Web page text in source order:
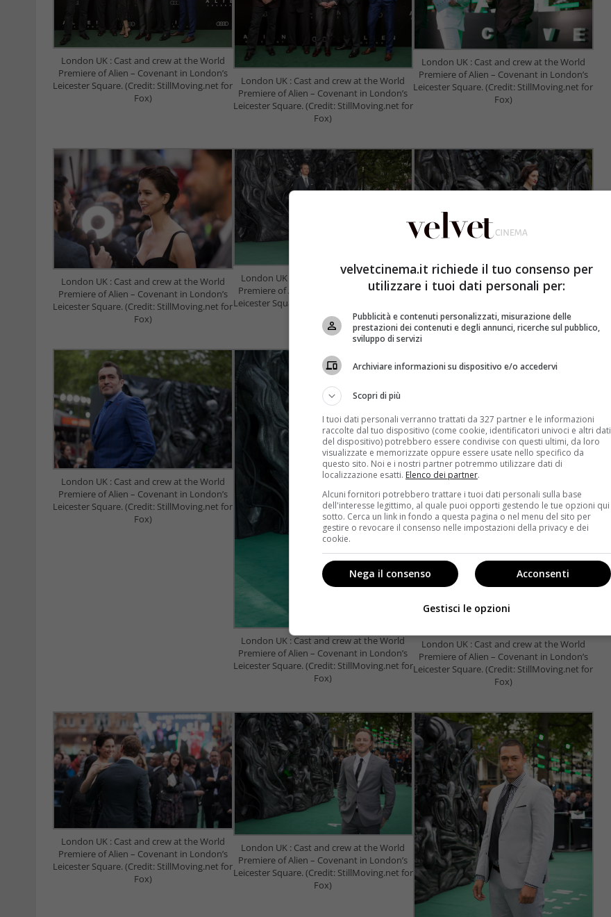
London UK : Cast and crew at the World
Premiere of Alien – Covenant in London’s
Leicester Square. (Credit: StillMoving.net for
Fox)
London UK : Cast and crew at the World
Premiere of Alien – Covenant in London’s
Leicester Square. (Credit: StillMoving.net for
Fox)
London UK : Cast and crew at the World
Premiere of Alien – Covenant in London’s
Leicester Square. (Credit: StillMoving.net for
Fox)
London UK : Cast and crew at the World
Premiere of Alien – Covenant in London’s
Leicester Square. (Credit: StillMoving.net for
Fox)
London UK : Cast and crew at the World
Premiere of Alien – Covenant in London’s
Leicester Square. (Credit: StillMoving.net for
Fox)
London UK : Cast and crew at the World
Premiere of Alien – Covenant in London’s
Fox)
London UK : Cast and crew at the World
Premiere of Alien – Covenant in London’s
Leicester Square. (Credit: StillMoving.net for
Fox)
London UK : Cast and crew at the World
Premiere of Alien – Covenant in London’s
Leicester Square. (Credit: StillMoving.net for
Fox)
London UK : Cast and crew at the World
Premiere of Alien – Covenant in London’s
Leicester Square. (Credit: StillMoving.net for
Fox)
London UK : Cast and crew at the World
Premiere of Alien – Covenant in London’s
Leicester Square. (Credit: StillMoving.net for
Fox)
London UK : Cast and crew at the World
Premiere of Alien – Covenant in London’s
Leicester Square. (Credit: StillMoving.net for
Fox)
velvetcinema.it richiede il tuo consenso per
utilizzare i tuoi dati personali per:
Pubblicità e contenuti personalizzati, misurazione delle
prestazioni dei contenuti e degli annunci, ricerche sul pubblico,
sviluppo di servizi
Archiviare informazioni su dispositivo e/o accedervi
Scopri di più
I tuoi dati personali verranno trattati da 327 partner e le informazioni
raccolte dal tuo dispositivo (come cookie, identificatori univoci e altri dati
del dispositivo) potrebbero essere condivise con questi ultimi, da loro
visualizzate e memorizzate oppure essere usate nello specifico da
questo sito. Noi e i nostri partner potremmo utilizzare dati di
localizzazione esatti. Elenco dei partner.
Alcuni fornitori potrebbero trattare i tuoi dati personali sulla base
dell'interesse legittimo, al quale puoi opporti gestendo le tue opzioni qui
sotto. Cerca un link in fondo a questa pagina o nel menu del sito per
gestire o revocare il consenso nelle impostazioni della privacy e dei
cookie.
Acconsenti
Nega il consenso
Gestisci le opzioni